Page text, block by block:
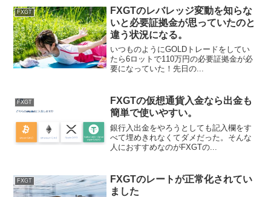
FXGT
FXGTのレバレッジ変動を知らな
いと必要証拠金が思っていたのと
違う状況になる。
いつものようにGOLDトレードをしてい
たら6ロットで110万円の必要証拠金が必
要になっていた！先日の...
FXGT
FXGTの仮想通貨入金なら出金も
簡単で使いやすい。
銀行入出金をやろうとしても記入欄をす
べて埋めきれなくてダメだった。そんな
人におすすめなのがFXGTの...
FXGT
FXGTのレートが正常化されてい
ました